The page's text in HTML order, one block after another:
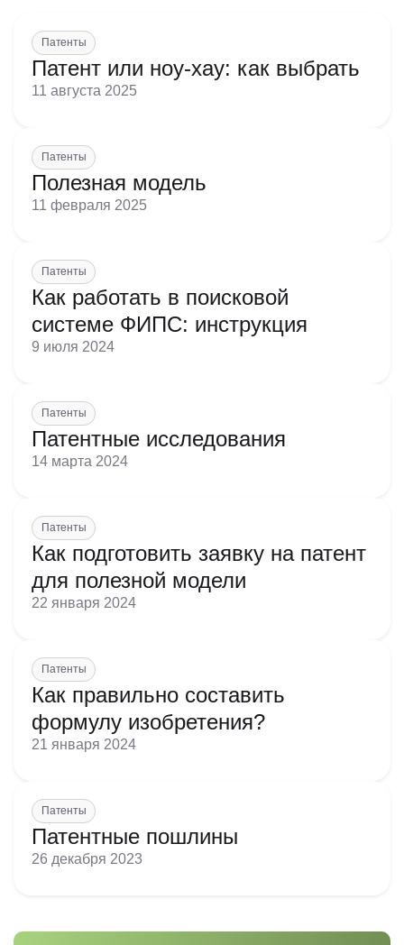
Патенты
Патент или ноу-хау: как выбрать
11 августа 2025
Патенты
Полезная модель
11 февраля 2025
Патенты
Как работать в поисковой
системе ФИПС: инструкция
9 июля 2024
Патенты
Патентные исследования
14 марта 2024
Патенты
Как подготовить заявку на патент
для полезной модели
22 января 2024
Патенты
Как правильно составить
формулу изобретения?
21 января 2024
Патенты
Патентные пошлины
26 декабря 2023
предприятия;
помощь в управлении делами или в коммерческой
деятельности промышленного или торгового
предприятия;
предприятием;
помощь в управлении делами или в коммерческой
деятельности промышленного или торгового
предприятия;
помощь в эксплуатации или управлении коммерческим
предприятием;
помощь в управлении делами или в коммерческой
деятельности промышленного или торгового
предприятия;